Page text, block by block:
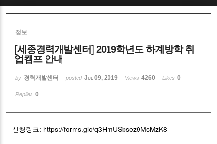
정보
[세종경력개발센터] 2019학년도 하계방학 취
업캠프 안내
by 경력개발센터 posted Jul 09, 2019 Views 4260 Likes 0
Replies 0
신청링크: https://forms.gle/q3HmUSbsez9MsMzK8
Sketchbook5, 스케치북5
Sketchbook5, 스케치북5